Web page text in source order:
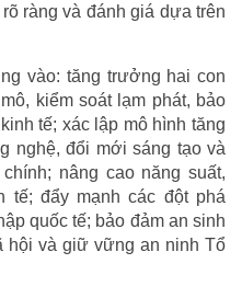
ràng và đánh giá dựa trên
vào: tăng trưởng hai con
kiểm soát lạm phát, bảo
tế; xác lập mô hình tăng
nghệ, đổi mới sáng tạo và
nâng cao năng suất,
tế; đẩy mạnh các đột phá
quốc tế; bảo đảm an sinh
hội và giữ vững an ninh Tổ